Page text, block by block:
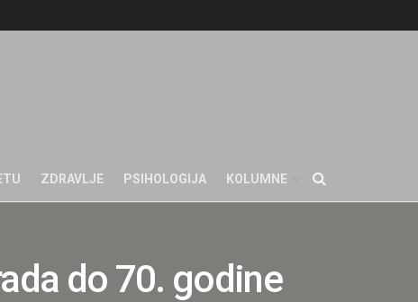
ZDRAVLJE PSIHOLOGIJA KOLUMNE
do 70. godine